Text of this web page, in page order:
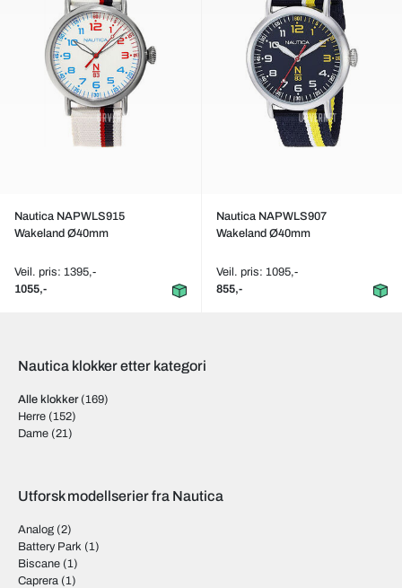
Nautica NAPWLS915
Wakeland Ø40mm
Veil. pris: 1395,-
1055,-
Nautica NAPWLS907
Wakeland Ø40mm
Veil. pris: 1095,-
855,-
Nautica klokker etter kategori
Alle klokker(169)
Herre (152)
Dame (21)
Utforsk modellserier fra Nautica
Analog (2)
Battery Park (1)
Biscane (1)
Caprera (1)